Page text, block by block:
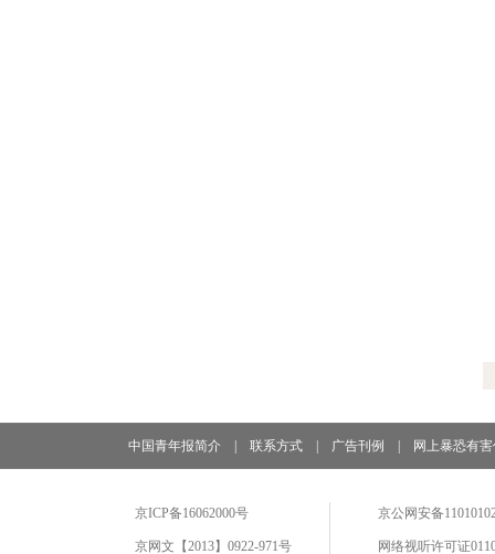
中国青年报简介 联系方式 广告刊例 网上暴恐有
京ICP备16062000号
京网文【2013】0922-971号
京公网安备
网络视听许可证